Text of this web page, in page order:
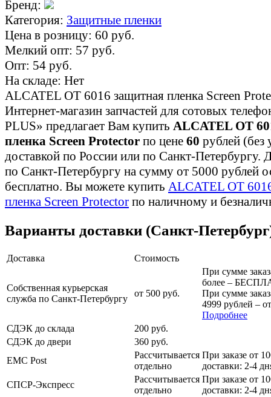
Бренд:
Категория: Защитные пленки
Цена в розницу: 60 руб.
Мелкий опт: 57 руб.
Опт: 54 руб.
На складе: Нет
ALCATEL OT 6016 защитная пленка Screen
Интернет-магазин запчастей для сотовых
PLUS» предлагает Вам купить ALCATEL OT
пленка Screen Protector по цене 60 рублей (без
доставкой по России или по Санкт-Петербургу.
по Санкт-Петербургу на сумму от 5000 рублей
бесплатно. Вы можете купить ALCATEL OT
пленка Screen Protector по наличному и
Варианты доставки (Санкт-
Доставка Стоимость
Собственная курьерская
служба по Санкт-Петербургу
от 500 руб.
При сумме
более –
При сумме
4999 рублей –
Подробнее
СДЭК до склада
200 руб.
СДЭК до двери
360 руб.
EMC Post
Рассчитывается
отдельно
При заказе от
доставки: 2-4
СПСР-Экспресс
Рассчитывается
отдельно
При заказе от
доставки: 2-4